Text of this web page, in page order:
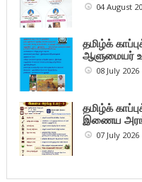
04 August
தமிழ்க்
ஆளுமையர்
08 July 2026
தமிழ்க்
இணைய
07 July 2026